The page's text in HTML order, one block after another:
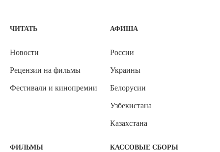
ЧИТАТЬ
Новости
Рецензии на фильмы
Фестивали и кинопремии
АФИША
России
Украины
Белорусии
Узбекистана
Казахстана
ФИЛЬМЫ КАССОВЫЕ СБОРЫ